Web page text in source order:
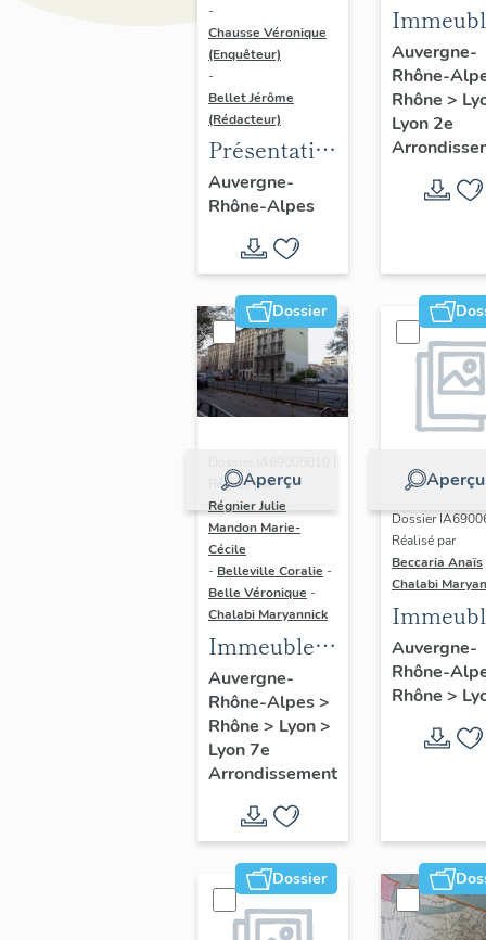
-
Chausse Véronique
(Enquêteur)
-
Bellet Jérôme
(Rédacteur)
Présentation
de
l'opération
d'inventaire
du vitrail
ancien de
Rhône-
Alpes
(corpus
vitrearum)
Auvergne-
Rhône-Alpes
Auvergne-
Rhône-
Rhône >
Lyon 2e
Dossier
Aperçu
Réalisé par
Régnier Julie
Mandon Marie-
Cécile
- Belleville Coralie -
Belle Véronique -
Chalabi Maryannick
Immeubles
du secteur
d'étude La
Guillotière
Auvergne-
Rhône-Alpes>
Rhône > Lyon>
Lyon 7e
Arrondissement
Aperçu
Dossier
Réalisé par
Beccaria Anaïs
Chalabi
des
Trente
rive
Auvergne-
Rhône-
Rhône >
Dossier